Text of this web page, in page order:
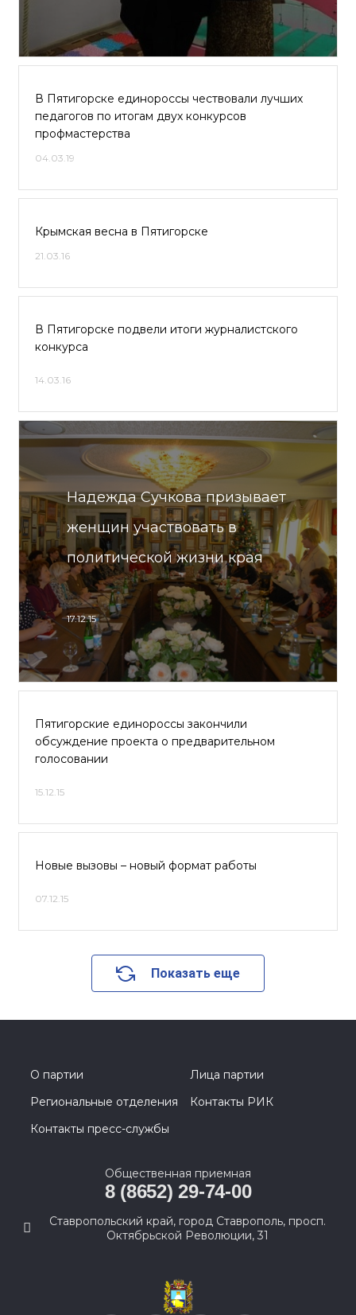
В Пятигорске единороссы чествовали лучших
педагогов по итогам двух конкурсов
профмастерства
04.03.19
Крымская весна в Пятигорске
21.03.16
В Пятигорске подвели итоги журналистского
конкурса
14.03.16
Надежда Сучкова призывает
женщин участвовать в
политической жизни края
17.12.15
Пятигорские единороссы закончили
обсуждение проекта о предварительном
голосовании
15.12.15
Новые вызовы – новый формат работы
07.12.15
Показать еще
О партии
Лица партии
Региональные отделения
Контакты РИК
Контакты пресс-службы
Общественная приемная
8 (8652) 29-74-00
Ставропольский край, город Ставрополь, просп.
Октябрьской Революции, 31